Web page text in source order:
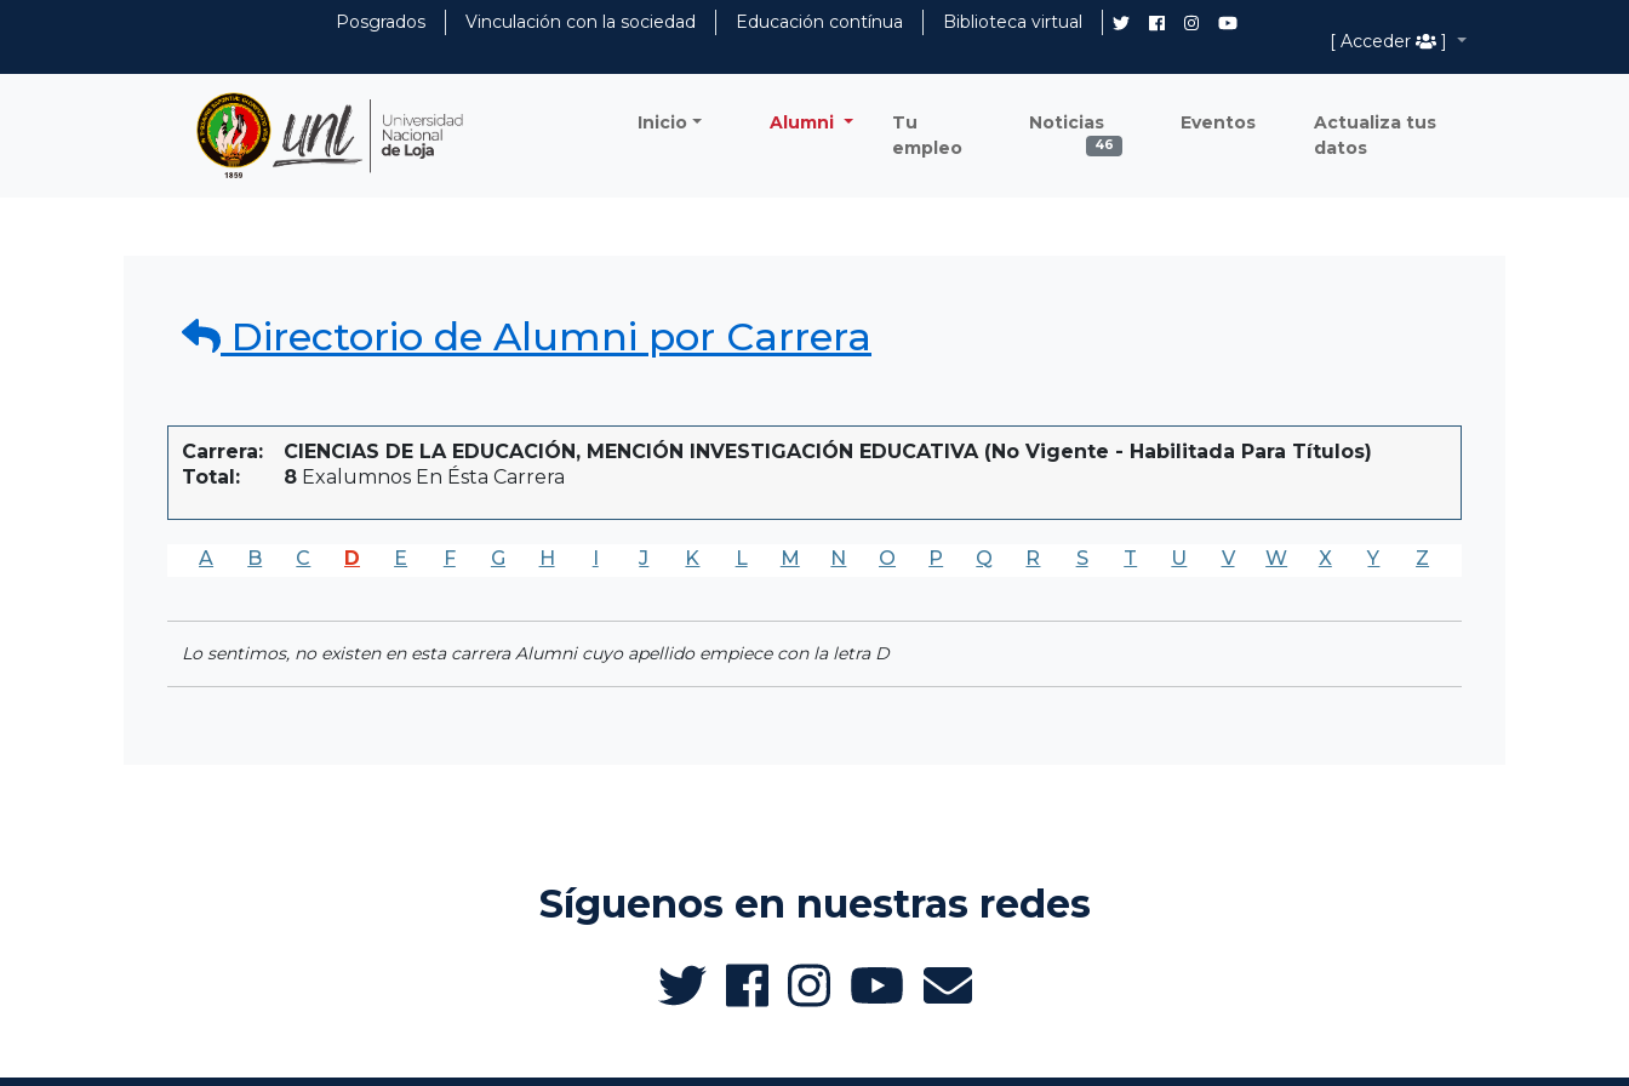
Posgrados Vinculación con la sociedad Educación contínua
Biblioteca virtual
[ Acceder
]
Inicio Alumni
Tu
empleo
Noticias
46
Eventos
Actualiza tus
datos
Directorio de Alumni por Carrera
Carrera:
CIENCIAS DE LA EDUCACIÓN, MENCIÓN INVESTIGACIÓN EDUCATIVA (No Vigente - Habilitada Para Títulos)
Total:
8 Exalumnos En Ésta Carrera
A B C D E F G H I J K L M N O P Q R S T U V W X Y Z
Lo sentimos, no existen en esta carrera Alumni cuyo apellido empiece con la letra D
Síguenos en nuestras redes